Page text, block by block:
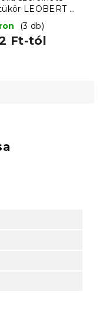
LEOBERT –
méretekben
(3 db)
Ft-tól